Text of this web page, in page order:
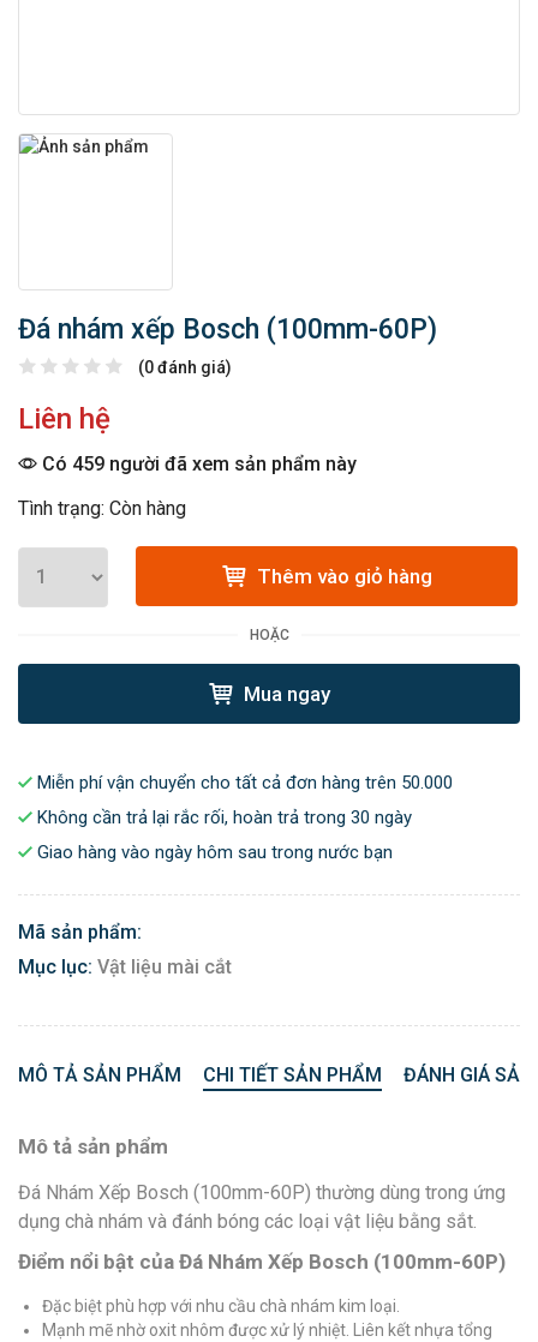
Đá nhám xếp Bosch (100mm-60P)
(0 đánh giá)
Liên hệ
Có 459 người đã xem sản phẩm này
Tình trạng: Còn hàng
Thêm vào giỏ hàng
HOẶC
Mua ngay
Miễn phí vận chuyển cho tất cả đơn hàng trên 50.000
Không cần trả lại rắc rối, hoàn trả trong 30 ngày
Giao hàng vào ngày hôm sau trong nước bạn
Mã sản phẩm:
Mục lục: Vật liệu mài cắt
MÔ TẢ SẢN PHẨM CHI TIẾT SẢN PHẨM ĐÁNH GIÁ
Mô tả sản phẩm
Đá Nhám Xếp Bosch (100mm-60P) thường dùng trong ứng
dụng chà nhám và đánh bóng các loại vật liệu bằng sắt.
Điểm nổi bật của Đá Nhám Xếp Bosch (100mm-60P)
Đặc biệt phù hợp với nhu cầu chà nhám kim loại.
Mạnh mẽ nhờ oxit nhôm được xử lý nhiệt. Liên kết nhựa tổng